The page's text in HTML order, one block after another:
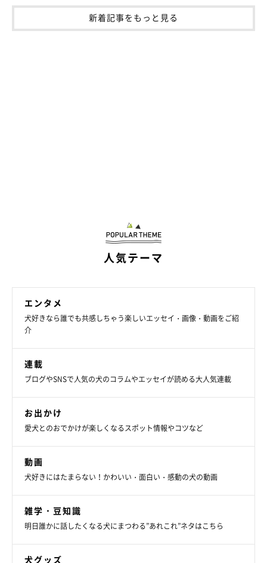
新着記事をもっと見る
人気テーマ
エンタメ
犬好きなら誰でも共感しちゃう楽しいエッセイ・画像・動画をご紹
介
連載
ブログやSNSで人気の犬のコラムやエッセイが読める大人気連載
お出かけ
愛犬とのおでかけが楽しくなるスポット情報やコツなど
動画
犬好きにはたまらない！かわいい・面白い・感動の犬の動画
雑学・豆知識
明日誰かに話したくなる犬にまつわる”あれこれ”ネタはこちら
犬グッズ